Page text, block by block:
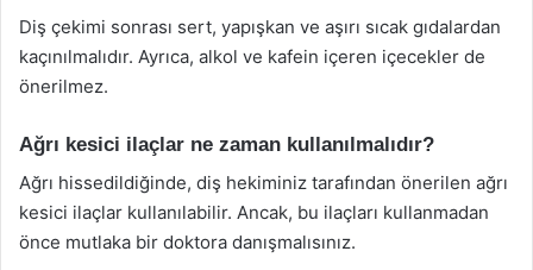
Diş çekimi sonrası sert, yapışkan ve aşırı sıcak gıdalardan
kaçınılmalıdır. Ayrıca, alkol ve kafein içeren içecekler de
önerilmez.
Ağrı kesici ilaçlar ne zaman kullanılmalıdır?
Ağrı hissedildiğinde, diş hekiminiz tarafından önerilen ağrı
kesici ilaçlar kullanılabilir. Ancak, bu ilaçları kullanmadan
önce mutlaka bir doktora danışmalısınız.